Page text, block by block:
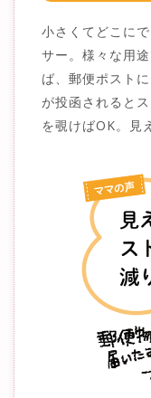
小さくてどこに
サー。様々な用
ば、郵便ポスト
が投函されると
を覗けばOK。見